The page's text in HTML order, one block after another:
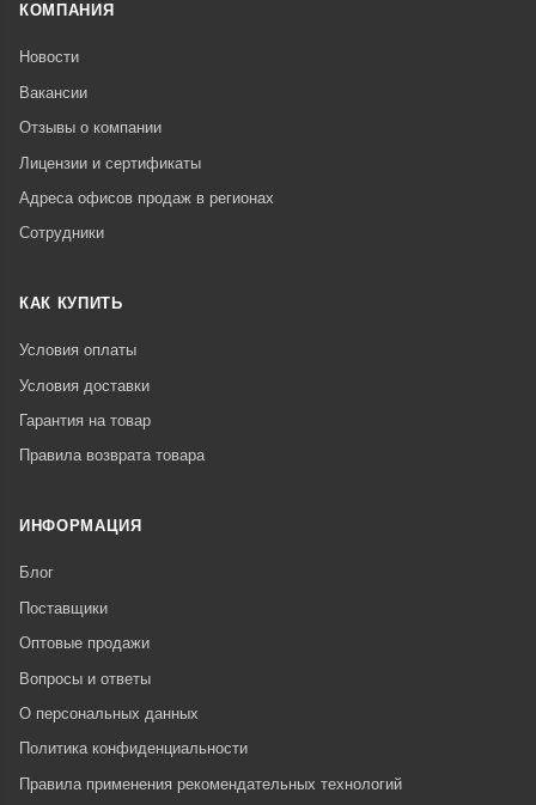
КОМПАНИЯ
Новости
Вакансии
Отзывы о компании
Лицензии и сертификаты
Адреса офисов продаж в регионах
Сотрудники
КАК КУПИТЬ
Условия оплаты
Условия доставки
Гарантия на товар
Правила возврата товара
ИНФОРМАЦИЯ
Блог
Поставщики
Оптовые продажи
Вопросы и ответы
О персональных данных
Политика конфиденциальности
Правила применения рекомендательных технологий